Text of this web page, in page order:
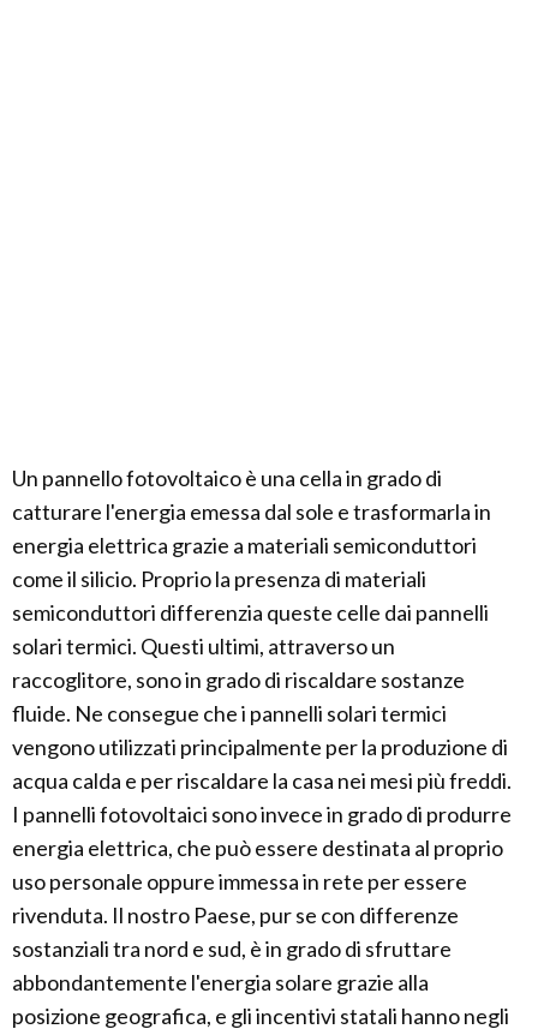
Un pannello fotovoltaico è una cella in grado di
catturare l'energia emessa dal sole e trasformarla in
energia elettrica grazie a materiali semiconduttori
come il silicio. Proprio la presenza di materiali
semiconduttori differenzia queste celle dai pannelli
solari termici. Questi ultimi, attraverso un
raccoglitore, sono in grado di riscaldare sostanze
fluide. Ne consegue che i pannelli solari termici
vengono utilizzati principalmente per la produzione di
acqua calda e per riscaldare la casa nei mesi più freddi.
I pannelli fotovoltaici sono invece in grado di produrre
energia elettrica, che può essere destinata al proprio
uso personale oppure immessa in rete per essere
rivenduta. Il nostro Paese, pur se con differenze
sostanziali tra nord e sud, è in grado di sfruttare
abbondantemente l'energia solare grazie alla
posizione geografica, e gli incentivi statali hanno negli